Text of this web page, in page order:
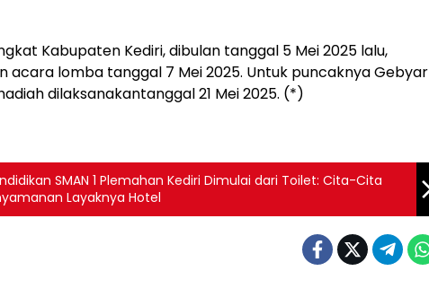
Kabupaten Kediri, dibulan tanggal 5 Mei 2025 lalu,
acara lomba tanggal 7 Mei 2025. Untuk puncaknya Gebyar
dilaksanakantanggal 21 Mei 2025. (*)
SMAN 1 Plemahan Kediri Dimulai dari Toilet: Cita-Cita
Layaknya Hotel